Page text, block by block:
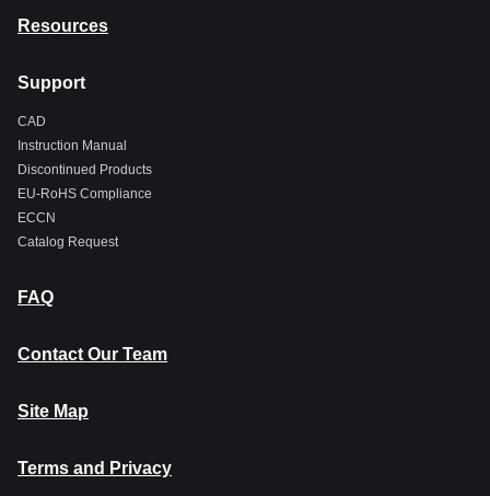
Resources
Support
CAD
Instruction Manual
Discontinued Products
EU-RoHS Compliance
ECCN
Catalog Request
FAQ
Contact Our Team
Site Map
Terms and Privacy